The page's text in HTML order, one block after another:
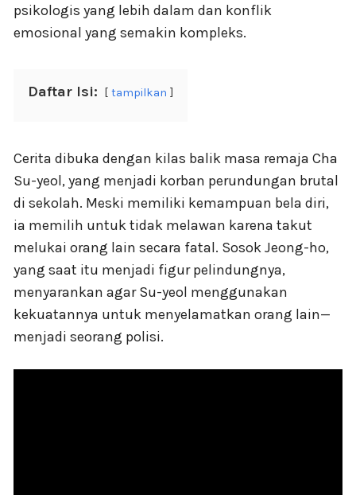
psikologis yang lebih dalam dan konflik
emosional yang semakin kompleks.
Daftar Isi: tampilkan
Cerita dibuka dengan kilas balik masa remaja Cha
Su-yeol, yang menjadi korban perundungan brutal
di sekolah. Meski memiliki kemampuan bela diri,
ia memilih untuk tidak melawan karena takut
melukai orang lain secara fatal. Sosok Jeong-ho,
yang saat itu menjadi figur pelindungnya,
menyarankan agar Su-yeol menggunakan
kekuatannya untuk menyelamatkan orang lain—
menjadi seorang polisi.